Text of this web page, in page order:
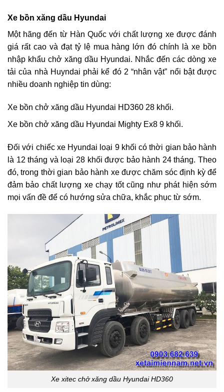
Xe bồn xăng dầu Hyundai
Một hãng đến từ Hàn Quốc với chất lượng xe được đánh
giá rất cao và đạt tỷ lệ mua hàng lớn đó chính là xe bồn
nhập khẩu chở xăng dầu Hyundai. Nhắc đến các dòng xe
tải của nhà Huyndai phải kể đó 2 “nhân vật” nổi bật được
nhiều doanh nghiệp tin dùng:
Xe bồn chở xăng dầu Hyundai HD360 28 khối.
Xe bồn chở xăng dầu Hyundai Mighty Ex8 9 khối.
Đối với chiếc xe Hyundai loại 9 khối có thời gian bảo hành
là 12 tháng và loại 28 khối được bảo hành 24 tháng. Theo
đó, trong thời gian bảo hành xe được chăm sóc định kỳ để
đảm bảo chất lượng xe chạy tốt cũng như phát hiện sớm
mọi vấn đề để có hướng sửa chữa, khắc phục từ sớm.
Xe xitec chở xăng dầu Hyundai HD360